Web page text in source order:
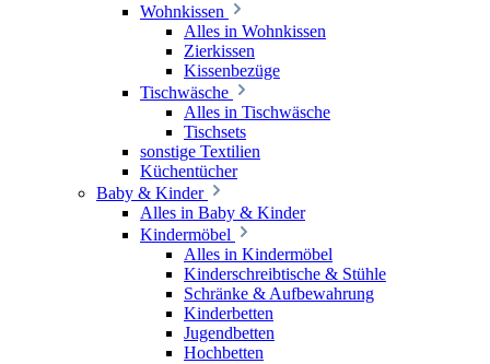
Wohnkissen
Alles in Wohnkissen
Zierkissen
Kissenbezüge
Tischwäsche
Alles in Tischwäsche
Tischsets
sonstige Textilien
Küchentücher
Baby & Kinder
Alles in Baby & Kinder
Kindermöbel
Alles in Kindermöbel
Kinderschreibtische & Stühle
Schränke & Aufbewahrung
Kinderbetten
Jugendbetten
Hochbetten